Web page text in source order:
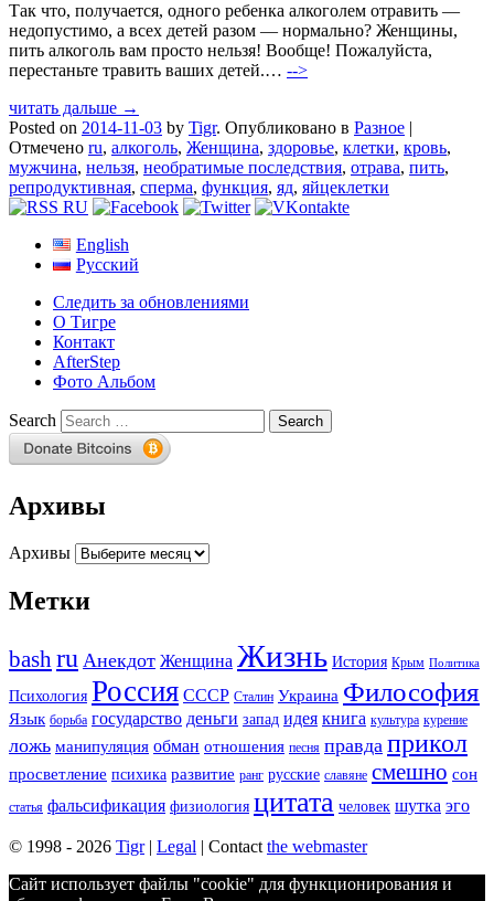
Так что, получается, одного ребенка алкоголем отравить —
недопустимо, а всех детей разом — нормально? Женщины,
пить алкоголь вам просто нельзя! Вообще! Пожалуйста,
перестаньте травить ваших детей.… -->
читать дальше →
Posted on 2014-11-03 by Tigr. Опубликовано в Разное |
Отмечено ru, алкоголь, Женщина, здоровье, клетки, кровь,
мужчина, нельзя, необратимые последствия, отрава, пить,
репродуктивная, сперма, функция, яд, яйцеклетки
English
Русский
Следить за обновлениями
О Тигре
Контакт
AfterStep
Фото Альбом
Search
Архивы
Архивы
Метки
bashru Анекдот Женщина Жизнь История Крым Политика
Психология Россия СССР Сталин Украина Философия
Язык борьба государство деньги запад идея книга культура курение
ложь манипуляция обман отношения песня правда прикол
просветление психика развитие ранг русские славяне смешно сон
статья фальсификация физиология цитата человек шутка эго
© 1998 - 2026 Tigr| Legal | Contact the webmaster
Сайт использует файлы "cookie" для функционирования и